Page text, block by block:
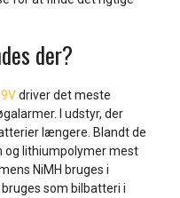
der?
9Vdriver det meste
I udstyr, der
længere. Blandt de
og lithiumpolymer mest
NiMH bruges i
som bilbatteri i